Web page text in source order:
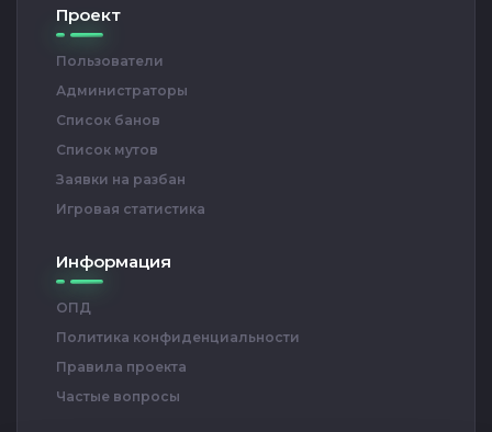
Проект
Пользователи
Администраторы
Список банов
Список мутов
Заявки на разбан
Игровая статистика
Информация
ОПД
Политика конфиденциальности
Правила проекта
Частые вопросы